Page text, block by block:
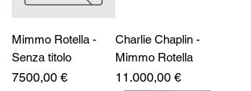
Mimmo Rotella -
Senza titolo
Prezzo
7500,00 €
Charlie Chaplin -
Mimmo Rotella
Prezzo
11.000,00 €